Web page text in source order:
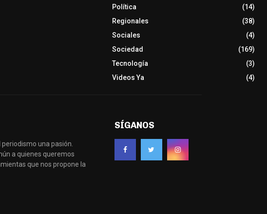
Política
(14)
Regionales
(38)
Sociales
(4)
Sociedad
(169)
Tecnología
(3)
Videos Ya
(4)
periodismo una pasión.
a quienes queremos
que nos propone la
SÍGANOS